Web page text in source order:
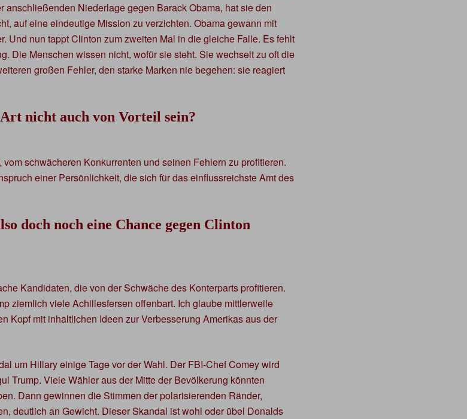
anschließenden Niederlage gegen Barack Obama, hat sie den
auf eine eindeutige Mission zu verzichten. Obama gewann mit
Und nun tappt Clinton zum zweiten Mal in die gleiche Falle. Es fehlt
Die Menschen wissen nicht, wofür sie steht. Sie wechselt zu oft die
großen Fehler, den starke Marken nie begehen: sie reagiert
nicht auch von Vorteil sein?
schwächeren Konkurrenten und seinen Fehlern zu profitieren.
einer Persönlichkeit, die sich für das einflussreichste Amt des
doch noch eine Chance gegen Clinton
Kandidaten, die von der Schwäche des Konterparts profitieren.
ziemlich viele Achillesfersen offenbart. Ich glaube mittlerweile
Kopf mit inhaltlichen Ideen zur Verbesserung Amerikas aus der
um Hillary einige Tage vor der Wahl. Der FBI-Chef Comey wird
Trump. Viele Wähler aus der Mitte der Bevölkerung könnten
Dann gewinnen die Stimmen der polarisierenden Ränder,
deutlich an Gewicht. Dieser Skandal ist wohl oder übel Donalds